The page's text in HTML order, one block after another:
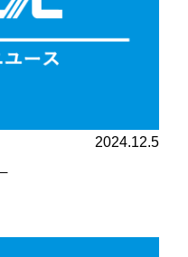
2024.12.5